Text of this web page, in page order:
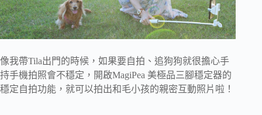
像我帶Tila出門的時候，如果要自拍、追狗狗就很擔心手
持手機拍照會不穩定，開啟MagiPea 美極品三腳穩定器的
穩定自拍功能，就可以拍出和毛小孩的親密互動照片啦！